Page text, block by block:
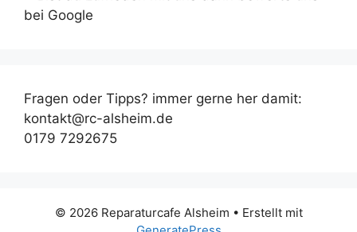
Fragen oder Tipps? immer gerne her damit:
kontakt@rc-alsheim.de
0179 7292675
© 2026 Reparaturcafe Alsheim • Erstellt mit